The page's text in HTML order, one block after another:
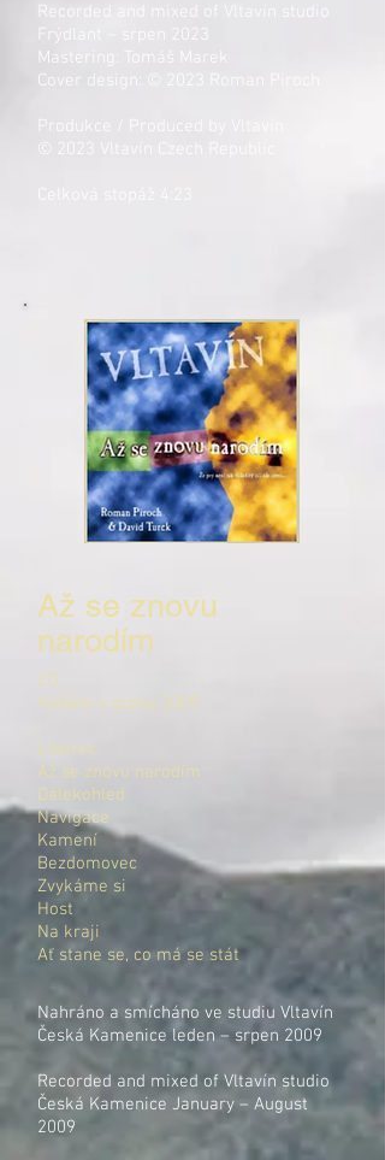
Recorded and mixed of Vltavín studio
Frýdlant – srpen 2023
Mastering: Tomáš Marek
Cover design: © 2023 Roman Piroch
Produkce / Produced by Vltavín
© 2023 Vltavín Czech Republic
Až se znovu
narodím
CD
Vydáno v srpnu 2009
Liberec
Až se znovu narodím
Dalekohled
Navigace
Kamení
Bezdomovec
Zvykáme si
Host
Na kraji
Ať stane se, co má se stát
Nahráno a smícháno ve studiu Vltavín
Česká Kamenice leden – srpen 2009
Recorded and mixed of Vltavín studio
Česká Kamenice January – August
2009